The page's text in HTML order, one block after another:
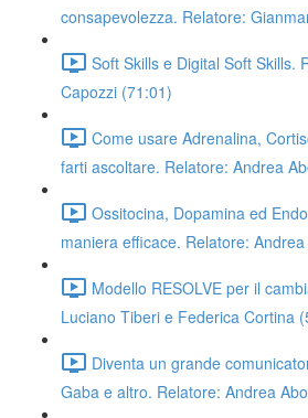
consapevolezza. Relatore:
Soft Skills e Digital Soft Skills.
Capozzi (71:01)
Come usare Adrenalina,
farti ascoltare. Relatore: Andrea
Ossitocina, Dopamina ed
maniera efficace. Relatore:
Modello RESOLVE per il
Luciano Tiberi e Federica Cortina
Diventa un grande
Gaba e altro. Relatore: Andrea